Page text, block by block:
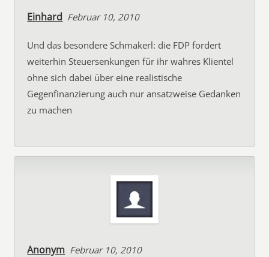
Einhard Februar 10, 2010
Und das besondere Schmakerl: die FDP fordert
weiterhin Steuersenkungen für ihr wahres Klientel
ohne sich dabei über eine realistische
Gegenfinanzierung auch nur ansatzweise Gedanken
zu machen
Anonym Februar 10, 2010